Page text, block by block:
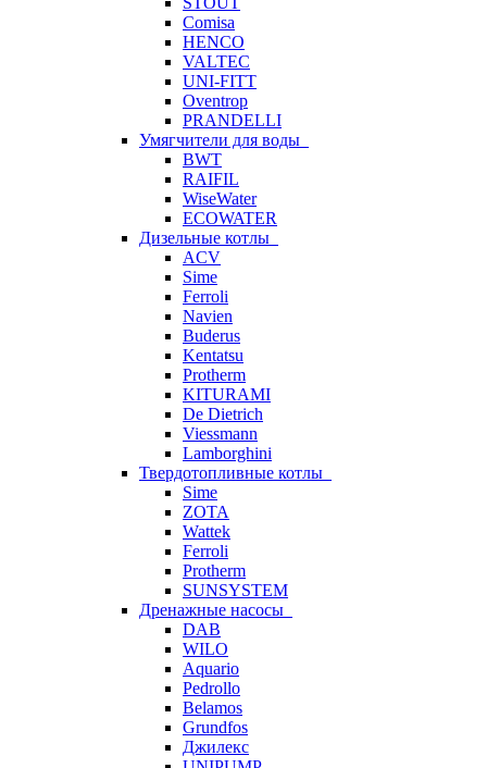
Comisa
HENCO
VALTEC
UNI-FITT
Oventrop
PRANDELLI
Умягчители для воды
BWT
RAIFIL
WiseWater
ECOWATER
Дизельные котлы
ACV
Sime
Ferroli
Navien
Buderus
Kentatsu
Protherm
KITURAMI
De Dietrich
Viessmann
Lamborghini
Твердотопливные котлы
Sime
ZOTA
Wattek
Ferroli
Protherm
SUNSYSTEM
Дренажные насосы
DAB
WILO
Aquario
Pedrollo
Belamos
Grundfos
Джилекс